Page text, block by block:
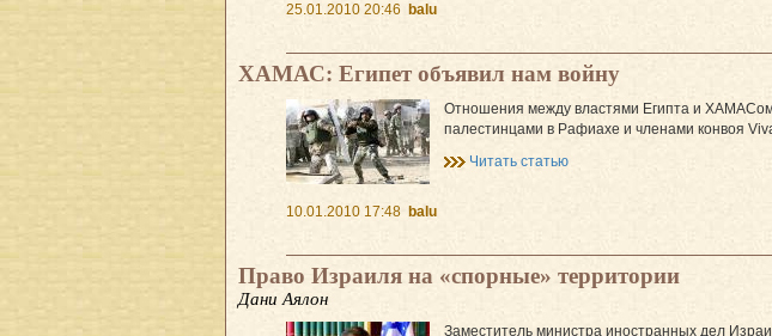
25.01.2010 20:46 balu
ХАМАС: Египет объявил нам войну
Отношения между властями Египта и ХАМАСом
палестинцами в Рафиахе и членами конвоя
Читать статью
10.01.2010 17:48 balu
Право Израиля на «спорные» территории
Дани Аялон
Заместитель министра иностранных дел